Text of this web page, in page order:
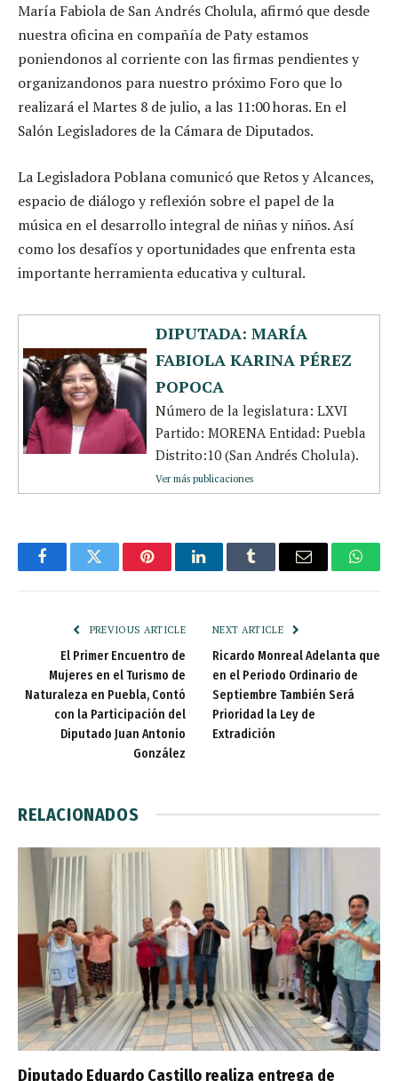
María Fabiola de San Andrés Cholula, afirmó que desde
nuestra oficina en compañía de Paty estamos
poniendonos al corriente con las firmas pendientes y
organizandonos para nuestro próximo Foro que lo
realizará el Martes 8 de julio, a las 11:00 horas. En el
Salón Legisladores de la Cámara de Diputados.
La Legisladora Poblana comunicó que Retos y Alcances,
espacio de diálogo y reflexión sobre el papel de la
música en el desarrollo integral de niñas y niños. Así
como los desafíos y oportunidades que enfrenta esta
importante herramienta educativa y cultural.
DIPUTADA: MARÍA
FABIOLA KARINA PÉREZ
POPOCA
Número de la legislatura: LXVI
Partido: MORENA Entidad: Puebla
Distrito:10 (San Andrés Cholula).
Ver más publicaciones
FacebookTwitter PinterestLinkedInTumblr Email
PREVIOUS ARTICLE
El Primer Encuentro de
Mujeres en el Turismo de
Naturaleza en Puebla, Contó
con la Participación del
Diputado Juan Antonio
González
NEXT ARTICLE
Ricardo Monreal Adelanta que
en el Periodo Ordinario de
Septiembre También Será
Prioridad la Ley de
Extradición
RELACIONADOS
Diputado Eduardo Castillo realiza entrega de